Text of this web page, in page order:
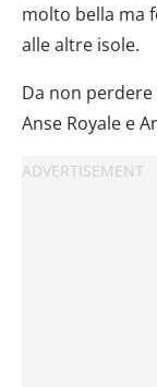
molto bella ma
alle altre isole.
Da non perdere
Anse Royale e